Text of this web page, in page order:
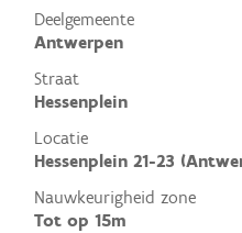
Deelgemeente
Antwerpen
Straat
Hessenplein
Locatie
Hessenplein 21-23
Nauwkeurigheid zone
Tot op 15m